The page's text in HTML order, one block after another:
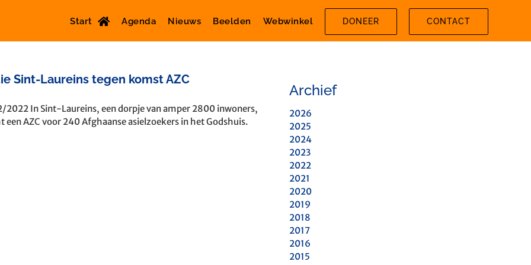
Start Agenda Nieuws Beelden Webwinkel DONEER CONTACT
Sint-Laureins tegen komst AZC
2022 In Sint-Laureins, een dorpje van amper 2800 inwoners,
een AZC voor 240 Afghaanse asielzoekers in het Godshuis.
Archief
2026
2025
2024
2023
2022
2021
2020
2019
2018
2017
2016
2015